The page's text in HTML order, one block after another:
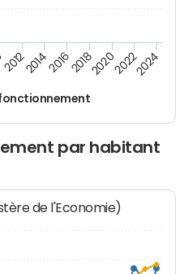
2012201420162018202020222024
par habitant
de l'Economie)